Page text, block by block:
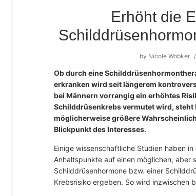
Erhöht die
by Nicole Wobker /
Ob durch eine
erkranken wird seit längerem
bei Männern vorrangig ein erhöhtes
Schilddrüsenkrebs vermutet wird, steht
möglicherweise größere
Blickpunkt des Interesses.
Einige wissenschaftliche Studien haben
Anhaltspunkte auf einen möglichen, aber
Schilddrüsenhormone bzw. einer
Krebsrisiko ergeben. So wird inzwischen